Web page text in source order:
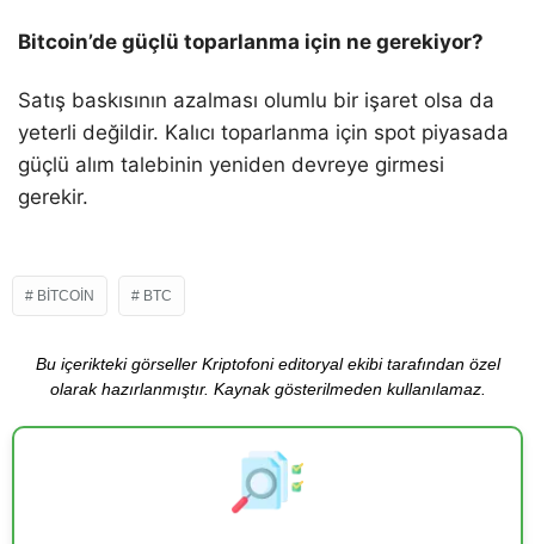
Bitcoin’de güçlü toparlanma için ne gerekiyor?
Satış baskısının azalması olumlu bir işaret olsa da
yeterli değildir. Kalıcı toparlanma için spot piyasada
güçlü alım talebinin yeniden devreye girmesi
gerekir.
BITCOIN BTC
Bu içerikteki görseller Kriptofoni editoryal ekibi tarafından özel
olarak hazırlanmıştır. Kaynak gösterilmeden kullanılamaz.